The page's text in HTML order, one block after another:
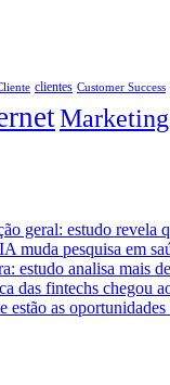
clientes Customer Success
Marketing
geral: estudo revela
muda pesquisa em
estudo analisa mais
das fintechs chegou
estão as